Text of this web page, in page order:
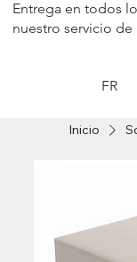
Entrega en todos
nuestro servicio de
FR
Inicio